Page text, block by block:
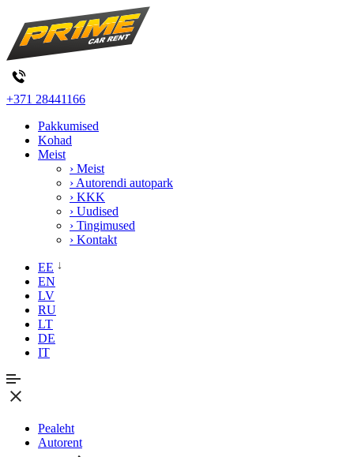
+371 28441166
Pakkumised
Kohad
Meist
› Meist
› Autorendi autopark
› KKK
› Uudised
› Tingimused
› Kontakt
EE
EN
LV
RU
LT
DE
IT
Pealeht
Autorent